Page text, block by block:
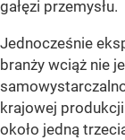
gałęzi przemysłu.
Jednocześnie
branży wciąż nie
krajowej
około jedną